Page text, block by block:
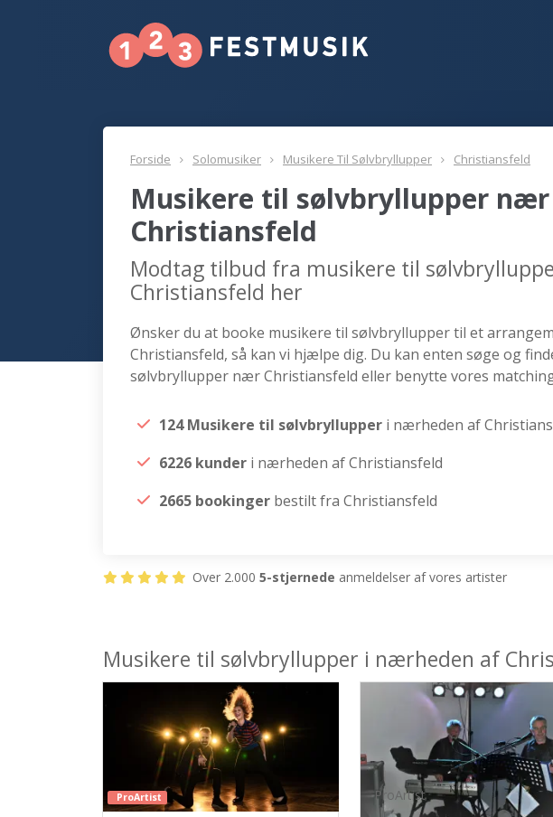
Forside Solomusiker Musikere Til Sølvbryllupper Christiansfeld
Musikere til sølvbryllupper nær
Christiansfeld
Modtag tilbud fra musikere til
Christiansfeld her
Ønsker du at booke musikere til sølvbryllupper til et
Christiansfeld, så kan vi hjælpe dig. Du kan enten søge og
sølvbryllupper nær Christiansfeld eller benytte vores
124 Musikere til sølvbryllupper i nærheden af
6226 kunder i nærheden af Christiansfeld
2665 bookinger bestilt fra Christiansfeld
Over 2.000 5-stjernede anmeldelser af vores artister
Musikere til sølvbryllupper i nærheden af
ProArtist ProArtist